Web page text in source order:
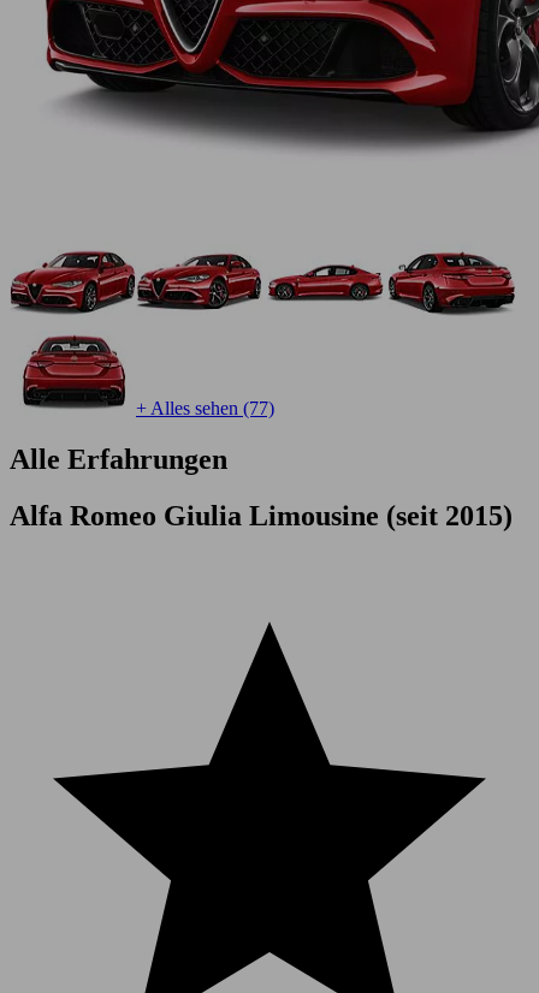
+ Alles sehen (77)
Alle Erfahrungen
Alfa Romeo Giulia Limousine (seit 2015)